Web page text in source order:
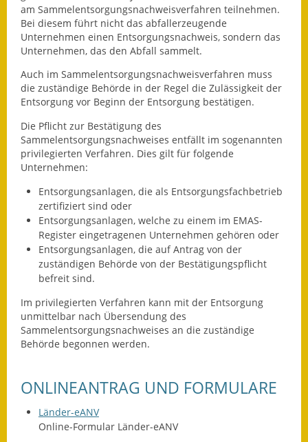
Notfallplanung
Ortsplan
Schadensmeldung
Landesstraße
Ausweichfahrplan
Buslinie 168
Zahlen und Fakten
Rathaus
Beratungsstellen im
am Sammelentsorgungsnachweisverfahren teilnehmen.
Bei diesem führt nicht das abfallerzeugende
Unternehmen einen Entsorgungsnachweis, sondern das
Unternehmen, das den Abfall sammelt.
Auch im Sammelentsorgungsnachweisverfahren muss
die zuständige Behörde in der Regel die Zulässigkeit der
Entsorgung vor Beginn der Entsorgung bestätigen.
Die Pflicht zur Bestätigung des
Sammelentsorgungsnachweises entfällt im sogenannten
privilegierten Verfahren. Dies gilt für folgende
Unternehmen:
Entsorgungsanlagen, die als Entsorgungsfachbetrieb
zertifiziert sind oder
Entsorgungsanlagen, welche zu einem im EMAS-
Register eingetragenen Unternehmen gehören oder
Entsorgungsanlagen, die auf Antrag von der
zuständigen Behörde von der Bestätigungspflicht
befreit sind.
Im privilegierten Verfahren kann mit der Entsorgung
unmittelbar nach Übersendung des
Sammelentsorgungsnachweises an die zuständige
Behörde begonnen werden.
ONLINEANTRAG UND FORMULARE
Länder-eANV
Online-Formular Länder-eANV